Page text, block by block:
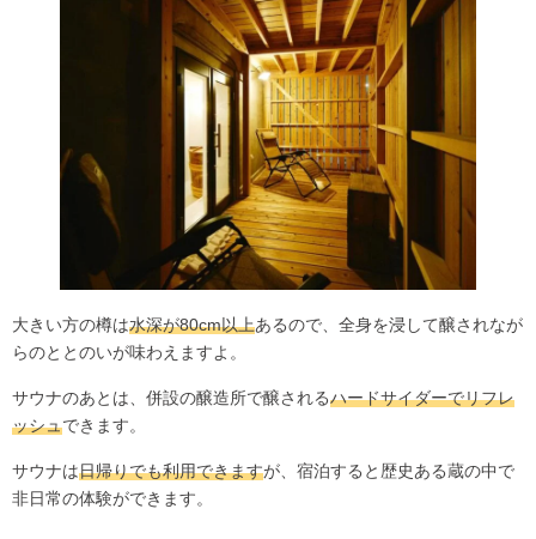
大きい方の樽は水深が80cm以上あるので、全身を浸して醸されなが
らのととのいが味わえますよ。
サウナのあとは、併設の醸造所で醸されるハードサイダーでリフレ
ッシュできます。
サウナは日帰りでも利用できますが、宿泊すると歴史ある蔵の中で
非日常の体験ができます。